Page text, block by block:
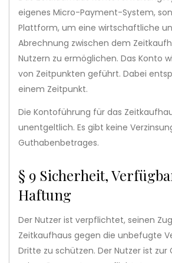
eigenes Micro-Payment-System,
Plattform, um eine wirtschaftliche
Abrechnung zwischen dem
Nutzern zu ermöglichen. Das Konto
von Zeitpunkten geführt. Dabei
einem Zeitpunkt.
Die Kontoführung für das
unentgeltlich. Es gibt keine
Guthabenbetrages.
§ 9 Sicherheit,
Haftung
Der Nutzer ist verpflichtet, seinen
Zeitkaufhaus gegen die unbefugte
Dritte zu schützen. Der Nutzer ist